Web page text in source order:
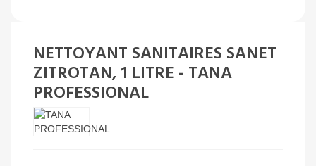
NETTOYANT SANITAIRES SANET
ZITROTAN, 1 LITRE - TANA
PROFESSIONAL